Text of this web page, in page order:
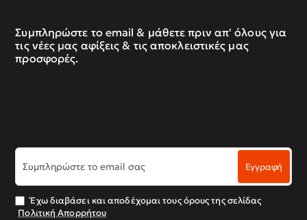
Συμπληρώστε το email & μάθετε πριν απ' όλους για
τις νέες μας αφίξεις & τις αποκλειστικές μας
προσφορές.
Συμπληρώστε
το
email
σας
Εγγραφή
Έχω διαβάσει και αποδέχομαι τους όρους της σελίδας
Πολιτική Απορρήτου